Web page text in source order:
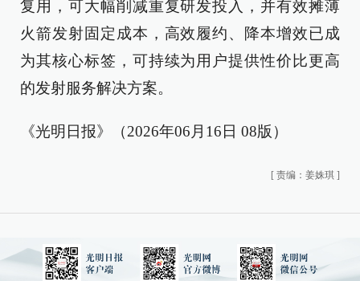
复用，可大幅削减重复研发投入，并有效摊薄
火箭发射固定成本，高效履约、降本增效已成
为其核心标签，可持续为用户提供性价比更高
的发射服务解决方案。
《光明日报》（2026年06月16日 08版）
[ 责编：姜姝琪 ]